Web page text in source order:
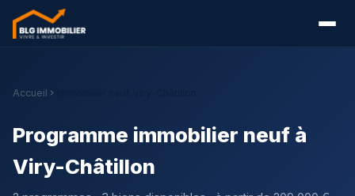
Accueil
Programme immobilier neuf à
Viry-Châtillon